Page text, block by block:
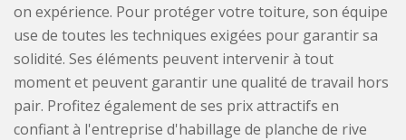
on expérience. Pour protéger votre toiture, son équipe
use de toutes les techniques exigées pour garantir sa
solidité. Ses éléments peuvent intervenir à tout
moment et peuvent garantir une qualité de travail hors
pair. Profitez également de ses prix attractifs en
confiant à l'entreprise d'habillage de planche de rive